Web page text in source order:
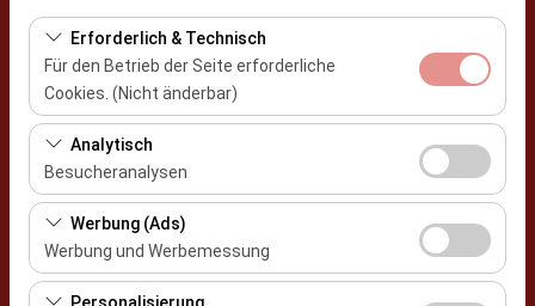
Erforderlich & Technisch
Für den Betrieb der Seite erforderliche
Cookies. (Nicht änderbar)
Diese Cookies sind für das ordnungsgemäße
Funktionieren der Website, die Sicherheit, die
Sitzungsverwaltung und grundlegende Funktionen
erforderlich. Sie können nicht deaktiviert werden.
Analytisch
Besucheranalysen
Diese Cookies ermöglichen es uns, zu analysieren, wie
unsere Website genutzt wird (Besucherzahl,
meistbesuchte Seiten, Nutzerverhalten). Diese Daten
werden verwendet, um die Leistung der Website zu
Werbung (Ads)
Werbung und Werbemessung
Diese Cookies ermöglichen es uns, Ihnen auf Ihre
Eine andere Rückgabestation auswählen
Konya Flughafen
Abholdatum & Zeit
09:00
Rückgabedatum & Zeit